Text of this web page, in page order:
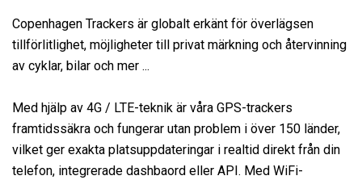
Copenhagen Trackers är globalt erkänt för överlägsen
tillförlitlighet, möjligheter till privat märkning och återvinning
av cyklar, bilar och mer ...
Med hjälp av 4G / LTE-teknik är våra GPS-trackers
framtidssäkra och fungerar utan problem i över 150 länder,
vilket ger exakta platsuppdateringar i realtid direkt från din
telefon, integrerade dashbaord eller API. Med WiFi-